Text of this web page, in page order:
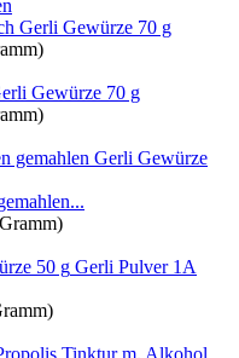
Gerli Gewürze 70 g
Gewürze 70 g
Gerli Pulver 1A
Tinktur m. Alkohol